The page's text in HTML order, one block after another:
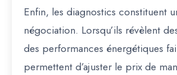
Enfin, les diagnostics constituent
négociation. Lorsqu’ils révèlent
des performances énergétiques
permettent d’ajuster le prix de